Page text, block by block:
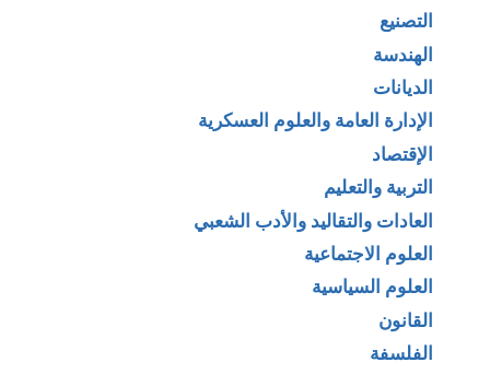
التصنيع
الهندسة
الديانات
الإدارة العامة والعلوم العسكرية
الإقتصاد
التربية والتعليم
العادات والتقاليد والأدب الشعبي
العلوم الاجتماعية
العلوم السياسية
القانون
الفلسفة